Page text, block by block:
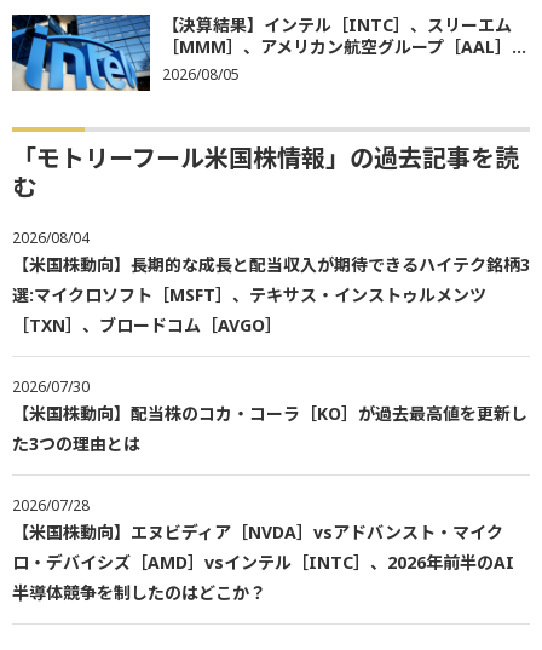
【決算結果】インテル［INTC］、スリーエム
［MMM］、アメリカン航空グループ［AAL］...
2026/08/05
「モトリーフール米国株情報」の過去記事を読
む
2026/08/04
【米国株動向】長期的な成長と配当収入が期待できるハイテク銘柄3
選:マイクロソフト［MSFT］、テキサス・インストゥルメンツ
［TXN］、ブロードコム［AVGO］
2026/07/30
【米国株動向】配当株のコカ・コーラ［KO］が過去最高値を更新し
た3つの理由とは
2026/07/28
【米国株動向】エヌビディア［NVDA］vsアドバンスト・マイク
ロ・デバイシズ［AMD］vsインテル［INTC］、2026年前半のAI
半導体競争を制したのはどこか？